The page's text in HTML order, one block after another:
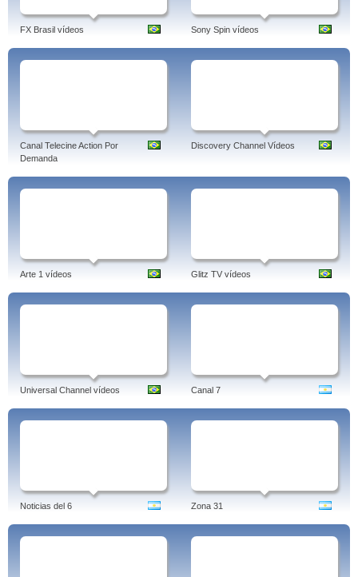
FX Brasil vídeos Sony Spin vídeos
Canal Telecine Action Por
Demanda
Discovery Channel Vídeos
Arte 1 vídeos Glitz TV vídeos
Universal Channel vídeos Canal 7
Noticias del 6 Zona 31